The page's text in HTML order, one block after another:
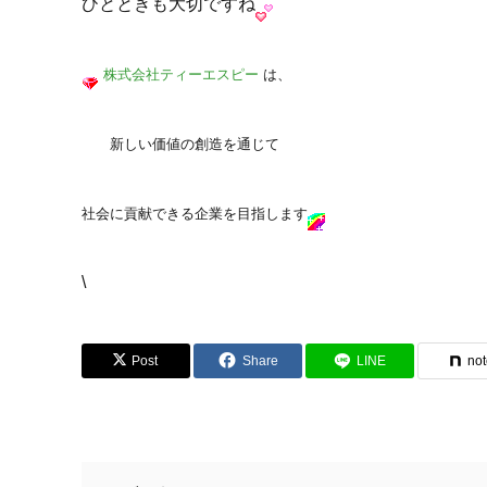
ひとときも大切ですね
株式会社ティーエスピー は、
新しい価値の創造を通じて
社会に貢献できる企業を目指します
\
Post Share LINE